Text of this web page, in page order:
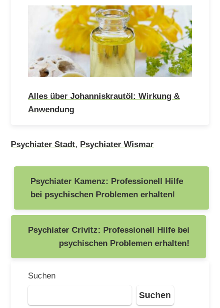
Alles über Johanniskrautöl: Wirkung &
Anwendung
Psychiater Stadt, Psychiater Wismar
Beitragsnavigation
Psychiater Kamenz: Professionell Hilfe
bei psychischen Problemen erhalten!
Psychiater Crivitz: Professionell Hilfe bei
psychischen Problemen erhalten!
Suchen
Suchen